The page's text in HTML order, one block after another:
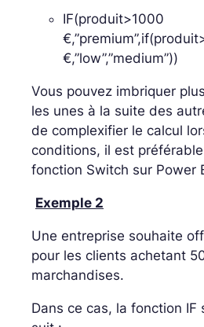
IF(produit>1000
€,”low”,”medium”))
Vous pouvez imbriquer
les unes à la suite des
de complexifier le calcul
conditions, il est préférable
fonction Switch sur Power
Exemple 2
Une entreprise souhaite
pour les clients achetant
marchandises.
Dans ce cas, la fonction IF